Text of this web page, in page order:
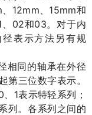
12mm 15mm和
02和03。对于内
径表示方法另有规
相同的轴承在外径
第三位数字表示。
1表示特轻系列；
列。各系列之间的